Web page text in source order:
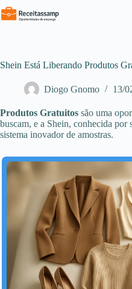
Pular
para
Shein Está Liberando Produtos
Diogo Gnomo 13/
Produtos Gratuitos são uma
buscam, e a Shein, conhecida por
sistema inovador de amostras.